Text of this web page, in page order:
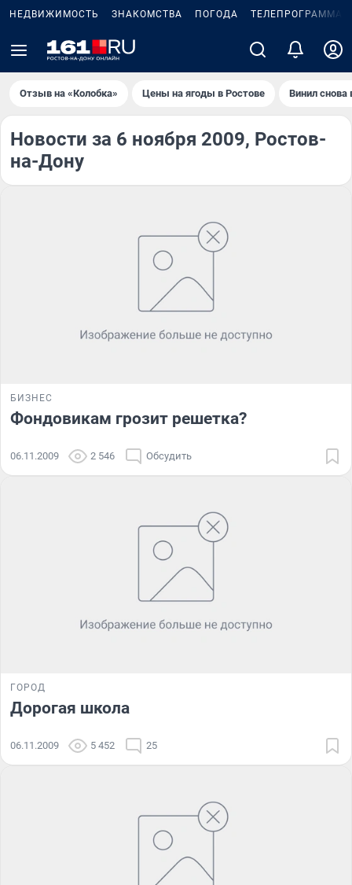
НЕДВИЖИМОСТЬ ЗНАКОМСТВА ПОГОДА ТЕЛЕПРОГРАММА
Отзыв на «Колобка» Цены на ягоды в Ростове Винил снова
Новости за 6 ноября 2009, Ростов-
на-Дону
БИЗНЕС
Фондовикам грозит решетка?
06.11.2009 2 546 Обсудить
ГОРОД
Дорогая школа
06.11.2009 5 452 25